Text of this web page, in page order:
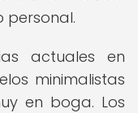
personal.
actuales en
minimalistas
en boga. Los